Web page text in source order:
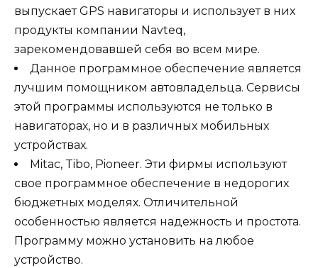
выпускает GPS навигаторы и использует в них
продукты компании Navteq,
зарекомендовавшей себя во всем мире.
Данное программное обеспечение является
лучшим помощником автовладельца. Сервисы
этой программы используются не только в
навигаторах, но и в различных мобильных
устройствах.
Mitac, Tibo, Pioneer. Эти фирмы используют
свое программное обеспечение в недорогих
бюджетных моделях. Отличительной
особенностью является надежность и простота.
Программу можно установить на любое
устройство.